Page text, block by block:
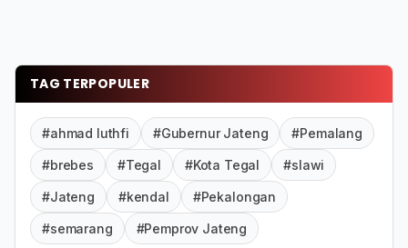
TAG TERPOPULER
#ahmad luthfi #Gubernur Jateng #Pemalang
#brebes #Tegal #Kota Tegal #slawi
#Jateng #kendal #Pekalongan
#semarang #Pemprov Jateng